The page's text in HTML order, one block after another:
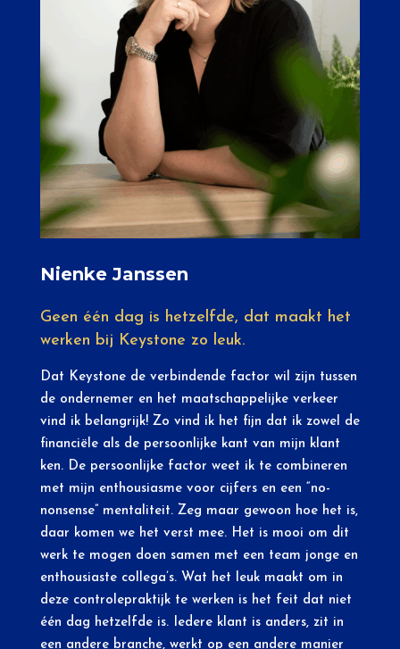
Nienke Janssen
Geen één dag is hetzelfde, dat maakt het
werken bij Keystone zo leuk.
Dat Keystone de verbindende factor wil zijn tussen
de ondernemer en het maatschappelijke verkeer
vind ik belangrijk! Zo vind ik het fijn dat ik zowel de
financiële als de persoonlijke kant van mijn klant
ken. De persoonlijke factor weet ik te combineren
met mijn enthousiasme voor cijfers en een “no-
nonsense” mentaliteit. Zeg maar gewoon hoe het is,
daar komen we het verst mee. Het is mooi om dit
werk te mogen doen samen met een team jonge en
enthousiaste collega’s. Wat het leuk maakt om in
deze controlepraktijk te werken is het feit dat niet
één dag hetzelfde is. Iedere klant is anders, zit in
een andere branche, werkt op een andere manier